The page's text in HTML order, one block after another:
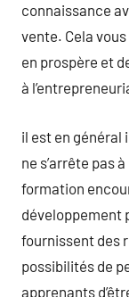
connaissance
vente. Cela
en prospère et
à
il est en général
ne s’arrête pas
formation
développement
fournissent des
possibilités de
apprenants